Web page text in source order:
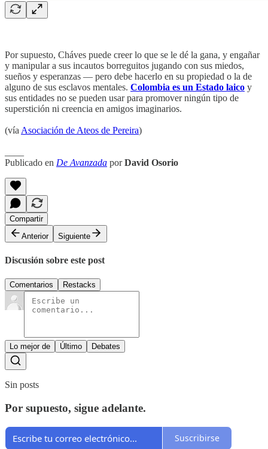
Por supuesto, Cháves puede creer lo que se le dé la gana, y engañar
y manipular a sus incautos borreguitos jugando con sus miedos,
sueños y esperanzas — pero debe hacerlo en su propiedad o la de
alguno de sus esclavos mentales. Colombia es un Estado laico y
sus entidades no se pueden usar para promover ningún tipo de
superstición ni creencia en amigos imaginarios.
(vía Asociación de Ateos de Pereira)
Publicado en De Avanzada porDavid Osorio
Compartir
Anterior
Siguiente
Discusión sobre este post
Comentarios Restacks
Lo mejor de Último Debates
Sin posts
Por supuesto, sigue adelante.
Suscribirse